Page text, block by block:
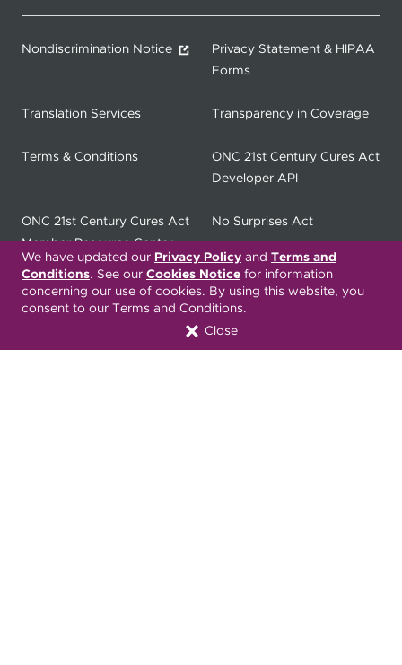
We have updated our Privacy Policy and Terms and
Conditions. See our Cookies Notice for information
concerning our use of cookies. By using this website, you
consent to our Terms and Conditions.
Close
Nondiscrimination Notice
Privacy Statement & HIPAA
Forms
Translation Services Transparency in Coverage
Terms & Conditions
ONC 21st Century Cures Act
Developer API
ONC 21st Century Cures Act
Member Resource Center
No Surprises Act
Font Attribution
Translation Services Available: